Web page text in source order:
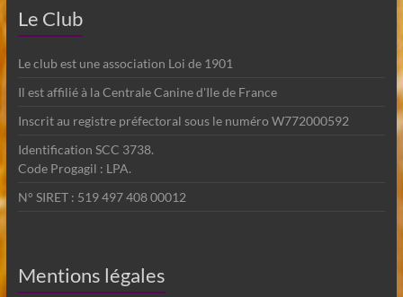
Le Club
Le club est une association Loi de 1901
Il est affilié à la Centrale Canine d'Ile de France
Inscrit au registre préfectoral sous le numéro W772000592
Identification SCC 3738.
Code Progagil : LPA.
N° SIRET : 519 497 408 00012
Mentions légales